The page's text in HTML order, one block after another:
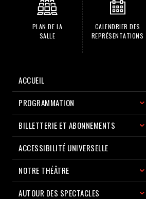
PLAN DE LA
SALLE
CALENDRIER DES
REPRÉSENTATIONS
ACCUEIL
PROGRAMMATION
BILLETTERIE ET ABONNEMENTS
ACCESSIBILITÉ UNIVERSELLE
NOTRE THÉÂTRE
AUTOUR DES SPECTACLES